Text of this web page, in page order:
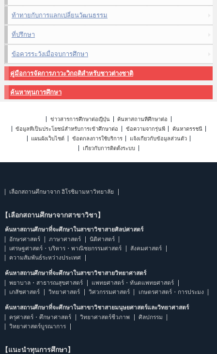
ท้าทายกับการแลกเปลี่ยนวัฒนธรรม
ที่ปรึกษา
ข้อควรระวังเมื่อจบการศึกษา
คู่มือการจัดการภาวะวิกฤติสำหรับชาวต่างชาติ
ค้นหาทุนการศึกษา
ข่าวสารการศึกษาต่อญี่ปุ่น
ค้นหาสถานที่ศึกษาต่อ
ข้อมูลที่เป็นประโยชน์สำหรับการเข้าศึกษาต่อ
ข้อความจากรุ่นพี่
ค้นหาดรรชนี
แผนผังเว็บไซต์
ข้อตกลงการใช้บริการ
แจ้งเกี่ยวกับข้อมูลส่วนตัว
เกี่ยวกับการติดตั้งระบบ
เลือกสถานศึกษาจาก ฮิโรชิมามหาวิทยาลัย
【เลือกสถานศึกษาจากสาขาวิชา】
ค้นหาสถานศึกษาที่จะศึกษาในสาขาวิชาสายศิลปศาสตร์
อักษรศาสตร์
ภาษาศาสตร์
นิติศาสตร์
เศรษฐศาสตร์・บริหาร・พาณิชยกรรมศาสตร์
สังคมศาสตร์
ความสัมพันธ์ระหว่างประเทศ
ค้นหาสถานศึกษาที่จะศึกษาในสาขาวิชาสายวิทยาศาสตร์
พยาบาล・สาธารณสุขศาสตร์
แพทยศาสตร์・ทันตแพทยศาสตร์
เภสัชศาสตร์
วิทยาศาสตร์ วิศวกรรมศาสตร์ เกษตรศาสตร์・การประมง
ค้นหาสถานศึกษาที่จะศึกษาในสาขาวิชาสายมนุษยศาสตร์และวิทยาศาสตร์
ครุศาสตร์・ศึกษาศาสตร์
วิทยาศาสตร์ชีวภาพ
ศิลปกรรม
วิทยาศาสตร์บูรณาการ
【แนะนำทุนการศึกษา】